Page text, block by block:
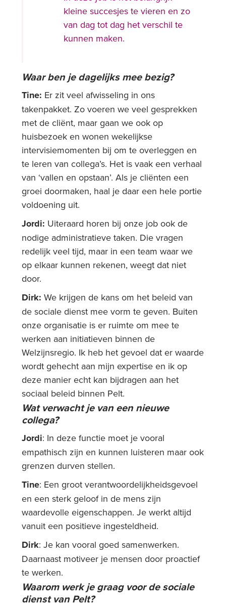
kleine succesjes te vieren en zo
van dag tot dag het verschil te
kunnen maken.
Waar ben je dagelijks mee bezig?
Tine: Er zit veel afwisseling in ons
takenpakket. Zo voeren we veel gesprekken
met de cliënt, maar gaan we ook op
huisbezoek en wonen wekelijkse
intervisiemomenten bij om te overleggen en
te leren van collega’s. Het is vaak een verhaal
van ‘vallen en opstaan’. Als je cliënten een
groei doormaken, haal je daar een hele portie
voldoening uit.
Jordi: Uiteraard horen bij onze job ook de
nodige administratieve taken. Die vragen
redelijk veel tijd, maar in een team waar we
op elkaar kunnen rekenen, weegt dat niet
door.
Dirk: We krijgen de kans om het beleid van
de sociale dienst mee vorm te geven. Buiten
onze organisatie is er ruimte om mee te
werken aan initiatieven binnen de
Welzijnsregio. Ik heb het gevoel dat er waarde
wordt gehecht aan mijn expertise en ik op
deze manier echt kan bijdragen aan het
sociaal beleid binnen Pelt.
Wat verwacht je van een nieuwe
collega?
Jordi: In deze functie moet je vooral
empathisch zijn en kunnen luisteren maar ook
grenzen durven stellen.
Tine: Een groot verantwoordelijkheidsgevoel
en een sterk geloof in de mens zijn
waardevolle eigenschappen. Je werkt altijd
vanuit een positieve ingesteldheid.
Dirk: Je kan vooral goed samenwerken.
Daarnaast motiveer je mensen door proactief
te werken.
Waarom werk je graag voor de sociale
dienst van Pelt?